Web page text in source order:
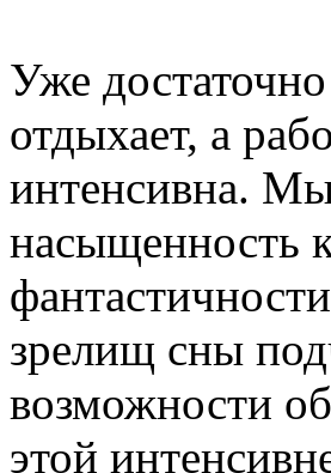
Уже
отдыхает, а
интенсивна.
насыщенность
зрелищ сны
возможности
этой